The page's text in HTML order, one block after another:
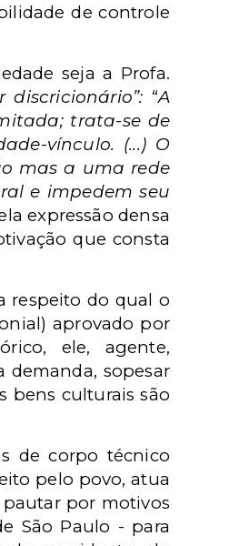
de controle
seja a Profa.
“A
trata-se de
vínculo. (...) O
mas a uma rede
e impedem seu
expressão densa
que consta
respeito do qual o
aprovado por
ele, agente,
demanda, sopesar
bens culturais são
de corpo técnico
pelo povo, atua
pautar por motivos
São Paulo - para